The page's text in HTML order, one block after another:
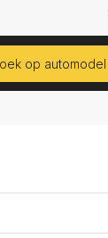
op automodel